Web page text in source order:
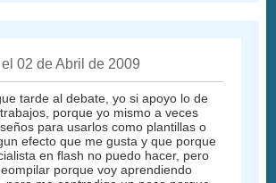
02 de Abril de 2009
tarde al debate, yo si apoyo lo de
porque yo mismo a veces
para usarlos como plantillas o
efecto que me gusta y que porque
en flash no puedo hacer, pero
porque voy aprendiendo